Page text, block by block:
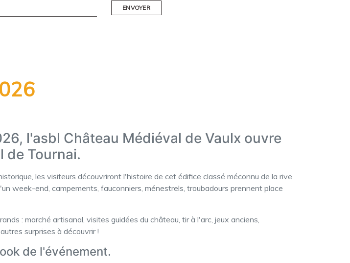
ENVOYER
l'asbl Château Médiéval de Vaulx ouvre
de Tournai.
les visiteurs découvriront l'histoire de cet édifice classé méconnu de la rive
week-end, campements, fauconniers, ménestrels, troubadours prennent place
: marché artisanal, visites guidées du château, tir à l'arc, jeux anciens,
surprises à découvrir !
de l'événement.